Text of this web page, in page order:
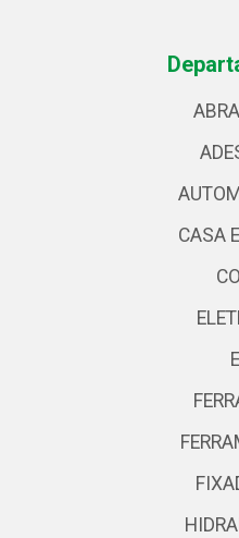
CASA